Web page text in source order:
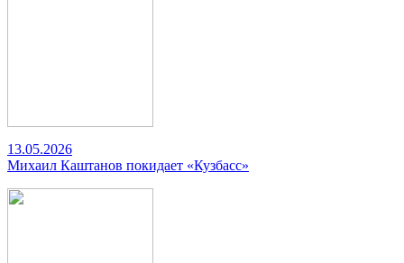
13.05.2026
Михаил Каштанов покидает «Кузбасс»